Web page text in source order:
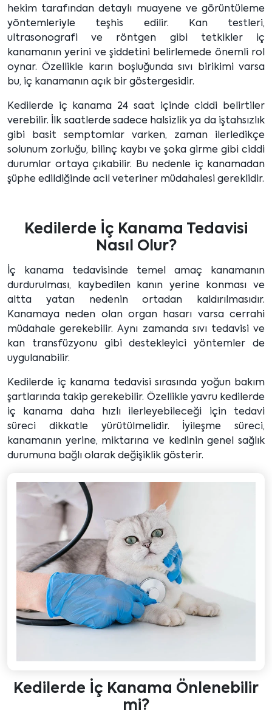
hekim tarafından detaylı muayene ve görüntüleme
yöntemleriyle teşhis edilir. Kan testleri,
ultrasonografi ve röntgen gibi tetkikler iç
kanamanın yerini ve şiddetini belirlemede önemli rol
oynar. Özellikle karın boşluğunda sıvı birikimi varsa
bu, iç kanamanın açık bir göstergesidir.
Kedilerde iç kanama 24 saat içinde ciddi belirtiler
verebilir. İlk saatlerde sadece halsizlik ya da iştahsızlık
gibi basit semptomlar varken, zaman ilerledikçe
solunum zorluğu, bilinç kaybı ve şoka girme gibi ciddi
durumlar ortaya çıkabilir. Bu nedenle iç kanamadan
şüphe edildiğinde acil veteriner müdahalesi gereklidir.
Kedilerde İç Kanama Tedavisi
Nasıl Olur?
İç kanama tedavisinde temel amaç kanamanın
durdurulması, kaybedilen kanın yerine konması ve
altta yatan nedenin ortadan kaldırılmasıdır.
Kanamaya neden olan organ hasarı varsa cerrahi
müdahale gerekebilir. Aynı zamanda sıvı tedavisi ve
kan transfüzyonu gibi destekleyici yöntemler de
uygulanabilir.
Kedilerde iç kanama tedavisi sırasında yoğun bakım
şartlarında takip gerekebilir. Özellikle yavru kedilerde
iç kanama daha hızlı ilerleyebileceği için tedavi
süreci dikkatle yürütülmelidir. İyileşme süreci,
kanamanın yerine, miktarına ve kedinin genel sağlık
durumuna bağlı olarak değişiklik gösterir.
Kedilerde İç Kanama Önlenebilir
mi?